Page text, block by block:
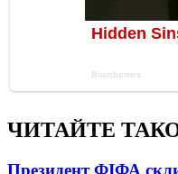
ЧИТАЙТЕ
Президент ФІФА